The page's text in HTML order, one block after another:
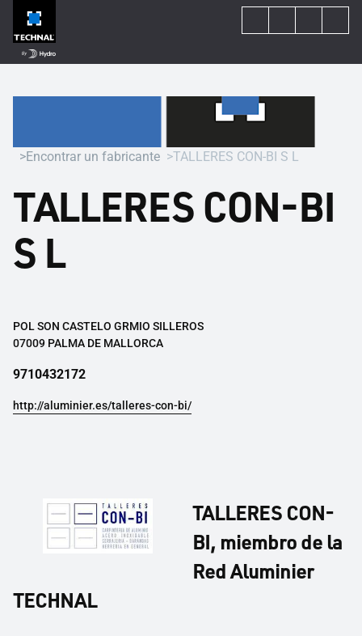
Encontrar un fabricante TALLERES CON-BI S L
TALLERES CON-BI
S L
POL SON CASTELO GRMIO SILLEROS
07009 PALMA DE MALLORCA
9710432172
http://aluminier.es/talleres-con-bi/
TALLERES CON-
BI, miembro de la
Red Aluminier
TECHNAL